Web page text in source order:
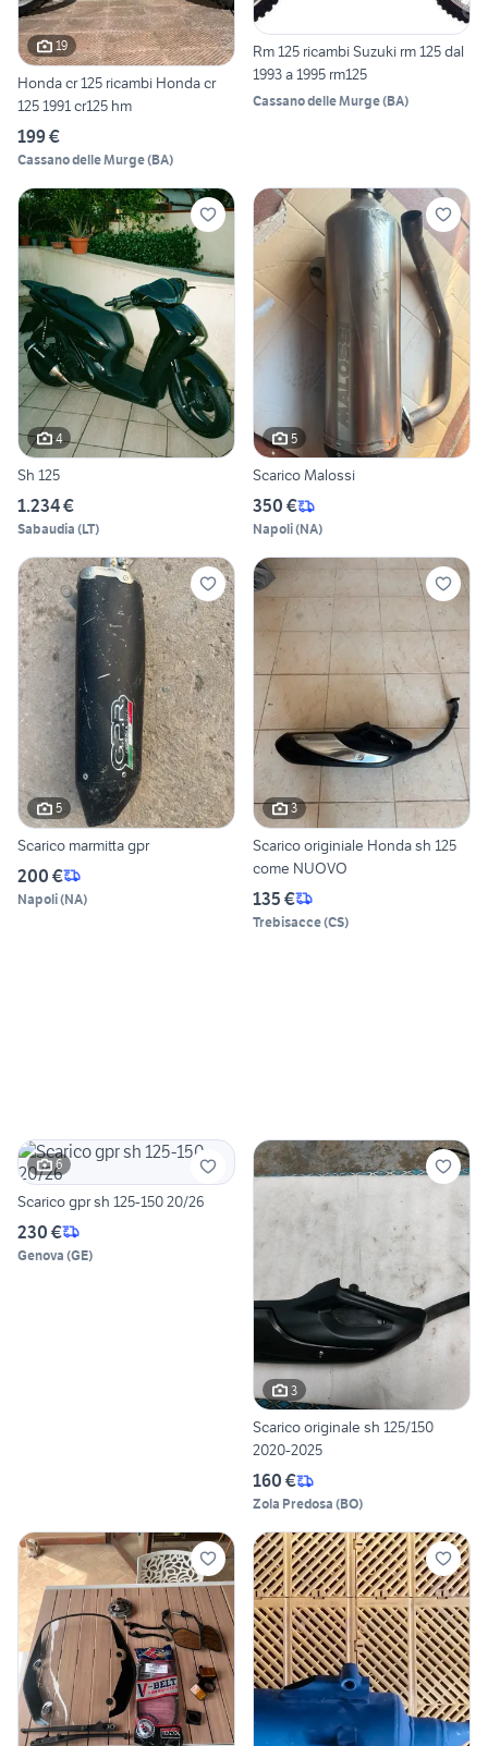
19
Honda cr 125 ricambi Honda cr
125 1991 cr125 hm
199 €
Cassano delle Murge(BA)
Rm 125 ricambi Suzuki rm 125 dal
1993 a 1995 rm125
Cassano delle Murge(BA)
4
Sh 125
1.234 €
Sabaudia (LT)
5
Scarico Malossi
350 €
Napoli(NA)
5
Scarico marmitta gpr
200 €
Napoli(NA)
3
Scarico originiale Honda sh 125
come NUOVO
135 €
Trebisacce(CS)
6
Scarico gpr sh 125-150 20/26
230 €
Genova (GE)
3
Scarico originale sh 125/150
2020-2025
160 €
Zola Predosa (BO)